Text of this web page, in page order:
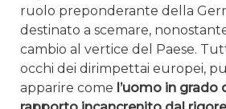
ruolo preponderante della
destinato a scemare,
cambio al vertice del Paese.
occhi dei dirimpettai europei,
apparire come l’uomo in grado